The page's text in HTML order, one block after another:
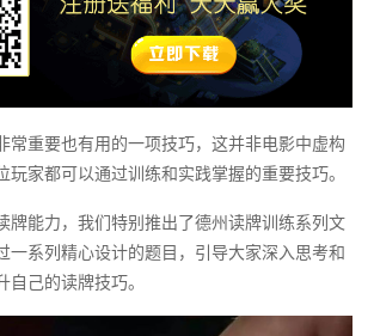
常重要也有用的一项技巧，这并非电影中虚构
玩家都可以通过训练和实践掌握的重要技巧。
牌能力，我们特别推出了德州读牌训练系列文
一系列精心设计的题目，引导大家深入思考和
己的读牌技巧。